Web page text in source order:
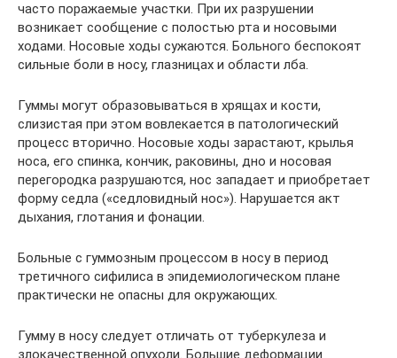
часто поражаемые участки. При их разрушении
возникает сообщение с полостью рта и носовыми
ходами. Носовые ходы сужаются. Больного беспокоят
сильные боли в носу, глазницах и области лба.
Гуммы могут образовываться в хрящах и кости,
слизистая при этом вовлекается в патологический
процесс вторично. Носовые ходы зарастают, крылья
носа, его спинка, кончик, раковины, дно и носовая
перегородка разрушаются, нос западает и приобретает
форму седла («седловидный нос»). Нарушается акт
дыхания, глотания и фонации.
Больные с гуммозным процессом в носу в период
третичного сифилиса в эпидемиологическом плане
практически не опасны для окружающих.
Гумму в носу следует отличать от туберкулеза и
злокачественной опухоли. Большие деформации